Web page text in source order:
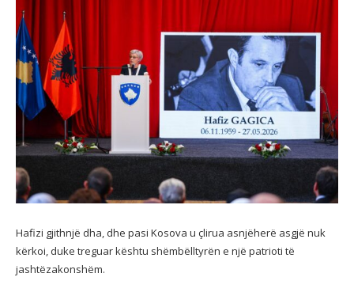
Hafizi gjithnjë dha, dhe pasi Kosova u çlirua asnjëherë asgjë nuk
kërkoi, duke treguar kështu shëmbëlltyrën e një patrioti të
jashtëzakonshëm.